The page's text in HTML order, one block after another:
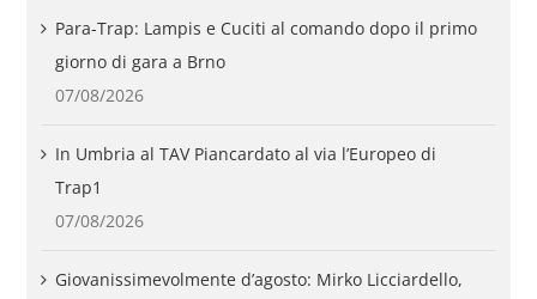
Para-Trap: Lampis e Cuciti al comando dopo il primo
giorno di gara a Brno
07/08/2026
In Umbria al TAV Piancardato al via l’Europeo di
Trap1
07/08/2026
Giovanissimevolmente d’agosto: Mirko Licciardello,